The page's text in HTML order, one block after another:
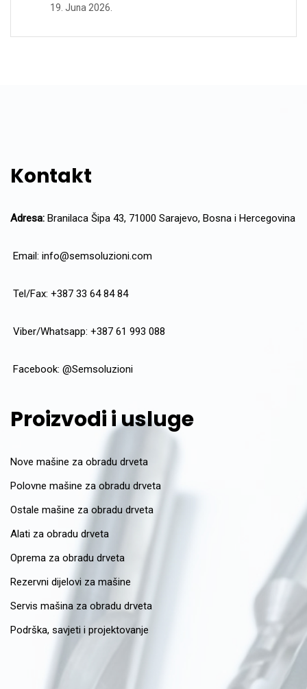
19. Juna 2026.
Kontakt
Adresa: Branilaca Šipa 43, 71000 Sarajevo, Bosna i Hercegovina
Email: info@semsoluzioni.com
Tel/Fax: +387 33 64 84 84
Viber/Whatsapp: +387 61 993 088
Facebook: @Semsoluzioni
Proizvodi i usluge
Nove mašine za obradu drveta
Polovne mašine za obradu drveta
Ostale mašine za obradu drveta
Alati za obradu drveta
Oprema za obradu drveta
Rezervni dijelovi za mašine
Servis mašina za obradu drveta
Podrška, savjeti i projektovanje